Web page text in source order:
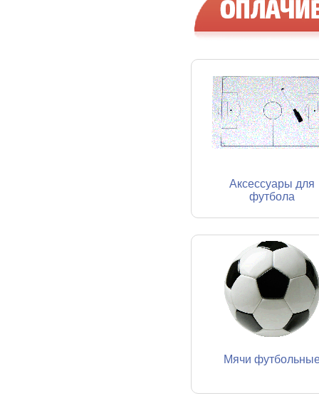
Аксессуары для
футбола
Мячи